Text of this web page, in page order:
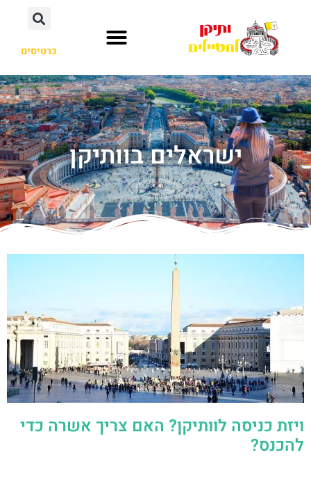
כרטיסים
ישראלים בוותיקן
ויזת כניסה לוותיקן? האם צריך אשרה כדי
להכנס?